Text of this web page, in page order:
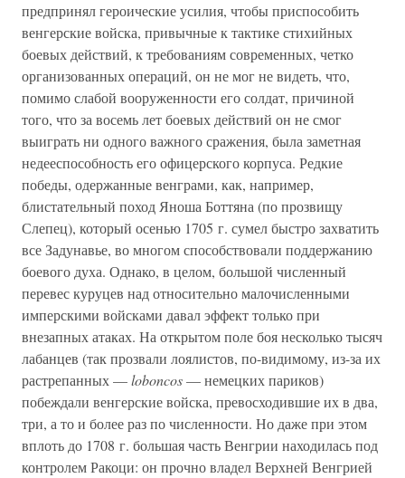
предпринял героические усилия, чтобы приспособить
венгерские войска, привычные к тактике стихийных
боевых действий, к требованиям современных, четко
организованных операций, он не мог не видеть, что,
помимо слабой вооруженности его солдат, причиной
того, что за восемь лет боевых действий он не смог
выиграть ни одного важного сражения, была заметная
недееспособность его офицерского корпуса. Редкие
победы, одержанные венграми, как, например,
блистательный поход Яноша Боттяна (по прозвищу
Слепец), который осенью 1705 г. сумел быстро захватить
все Задунавье, во многом способствовали поддержанию
боевого духа. Однако, в целом, большой численный
перевес куруцев над относительно малочисленными
имперскими войсками давал эффект только при
внезапных атаках. На открытом поле боя несколько тысяч
лабанцев (так прозвали лоялистов, по-видимому, из-за их
растрепанных —loboncos— немецких париков)
побеждали венгерские войска, превосходившие их в два,
три, а то и более раз по численности. Но даже при этом
вплоть до 1708 г. большая часть Венгрии находилась под
контролем Ракоци: он прочно владел Верхней Венгрией